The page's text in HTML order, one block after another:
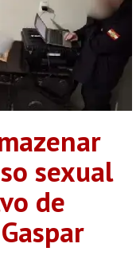
sexual
de